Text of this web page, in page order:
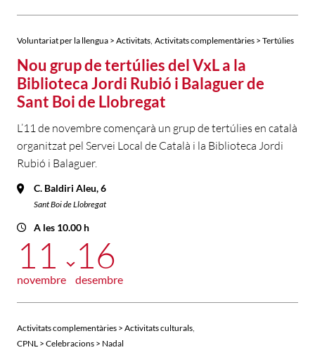
Voluntariat per la llengua > Activitats Activitats complementàries > Tertúlies
Nou grup de tertúlies del VxL a la
Biblioteca Jordi Rubió i Balaguer de
Sant Boi de Llobregat
L’11 de novembre començarà un grup de tertúlies en català
organitzat pel Servei Local de Català i la Biblioteca Jordi
Rubió i Balaguer.
C. Baldiri Aleu, 6
Sant Boi de Llobregat
A les 10.00 h
11
novembre
16
desembre
Activitats complementàries > Activitats culturals
CPNL > Celebracions > Nadal